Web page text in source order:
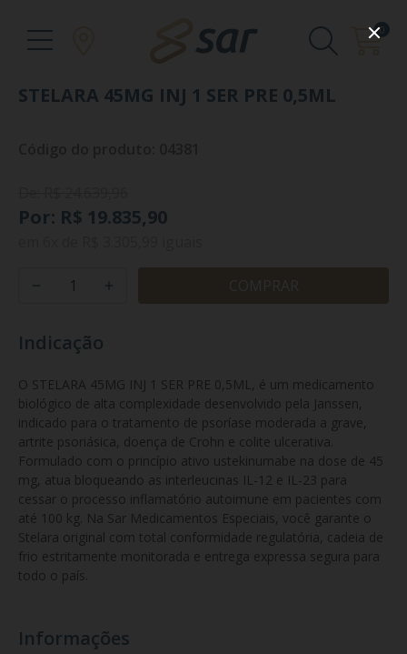
0
STELARA 45MG INJ 1 SER PRE 0,5ML
Por: R$ 19.835,90
Indicação
O STELARA 45MG INJ 1 SER PRE 0,5ML, é um medicamento
biológico de alta complexidade desenvolvido pela Janssen,
indicado para o tratamento de psoríase moderada a grave,
artrite psoriásica, doença de Crohn e colite ulcerativa.
Formulado com o princípio ativo ustekinumabe na dose de 45
mg, atua bloqueando as interleucinas IL-12 e IL-23 para
cessar o processo inflamatório autoimune em pacientes com
até 100 kg. Na Sar Medicamentos Especiais, você garante o
Stelara original com total conformidade regulatória, cadeia de
frio estritamente monitorada e entrega expressa segura para
todo o país.
Informações